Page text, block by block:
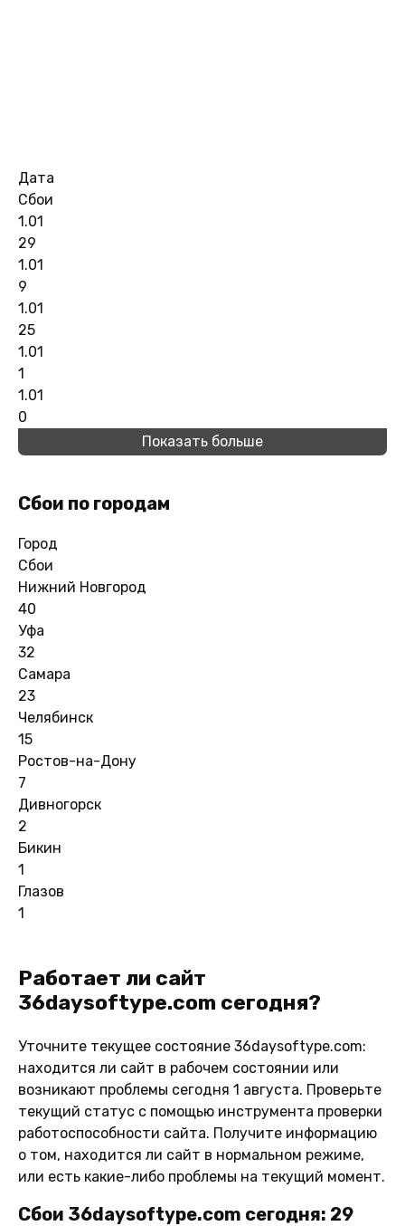
Дата
Сбои
1.01
29
1.01
9
1.01
25
1.01
1
1.01
0
Показать больше
Сбои по городам
Город
Сбои
Нижний Новгород
40
Уфа
32
Самара
23
Челябинск
15
Ростов-на-Дону
7
Дивногорск
2
Бикин
1
Глазов
1
Работает ли сайт
36daysoftype.com сегодня?
Уточните текущее состояние 36daysoftype.com:
находится ли сайт в рабочем состоянии или
возникают проблемы сегодня 1 августа. Проверьте
текущий статус с помощью инструмента проверки
работоспособности сайта. Получите информацию
о том, находится ли сайт в нормальном режиме,
или есть какие-либо проблемы на текущий момент.
Сбои 36daysoftype.com сегодня: 29